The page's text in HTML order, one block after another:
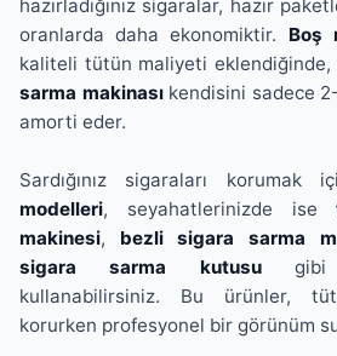
hazırladığınız sigaralar, hazır
oranlarda daha ekonomiktir. Boş
kaliteli tütün maliyeti
sarma makinasıkendisini sadece
amorti eder.
Sardığınız sigaraları korumak
modelleri, seyahatlerinizde ise
makinesi, bezli sigara sarma
sigara sarma kutusugibi
kullanabilirsiniz. Bu ürünler,
korurken profesyonel bir görünüm